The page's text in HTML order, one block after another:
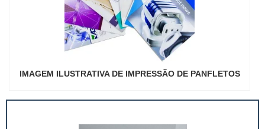
IMAGEM ILUSTRATIVA DE IMPRESSÃO DE PANFLETOS